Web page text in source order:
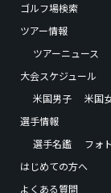
ゴルフ場検索
ツアー情報
ツアーニュース
大会スケジュール
米国男子
米国
選手情報
選手名鑑
フォ
はじめての方へ
よくある質問